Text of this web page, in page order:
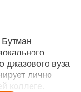
джазового вуза
лично
коллеге.